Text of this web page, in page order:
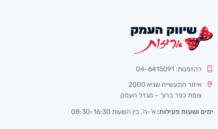
להזמנות: 04-6415091
איזור התעשייה שגיא 2000
צומת כפר ברוך – מגדל העמק
ימים ושעות פעילות: א’-ה’, בין השעות 08:30-16:30